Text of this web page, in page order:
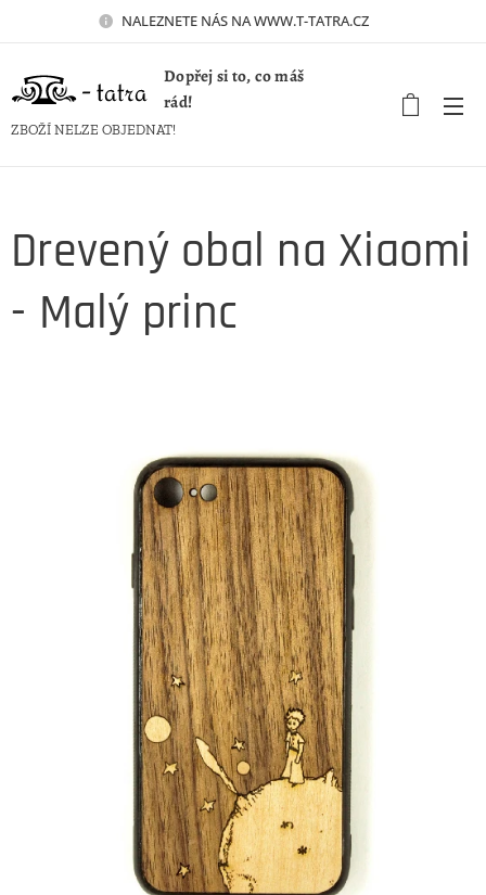
NALEZNETE NÁS NA WWW.T-TATRA.CZ 🚀
Dopřej si to, co máš
rád!
ZBOŽÍ NELZE OBJEDNAT!
Drevený obal na Xiaomi
- Malý princ